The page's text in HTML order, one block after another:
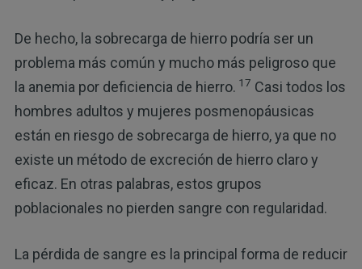
De hecho, la sobrecarga de hierro podría ser un
problema más común y mucho más peligroso que
la anemia por deficiencia de hierro. 17 Casi todos los
hombres adultos y mujeres posmenopáusicas
están en riesgo de sobrecarga de hierro, ya que no
existe un método de excreción de hierro claro y
eficaz. En otras palabras, estos grupos
poblacionales no pierden sangre con regularidad.
La pérdida de sangre es la principal forma de reducir